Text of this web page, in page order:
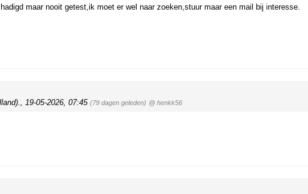
maar nooit getest,ik moet er wel naar zoeken,stuur maar een mail bij interesse.
19-05-2026, 07:45 (79 dagen geleden) @ henkk56